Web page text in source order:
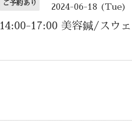
ご予約あり 2024-06-18 (Tue)
14:00-17:00 美容鍼/スウ